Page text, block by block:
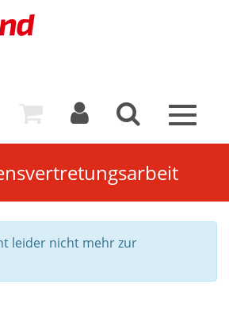
Toggle
leider nicht mehr zur